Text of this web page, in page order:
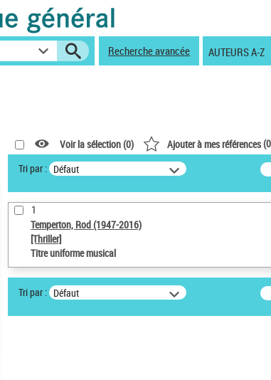
Recherche avancée AUTEURS A-Z
Voir la sélection (0) Ajouter à mes références(0
Tri par : Défaut
1
Temperton, Rod (1947-2016)
[Thriller]
Titre uniforme musical
Tri par : Défaut